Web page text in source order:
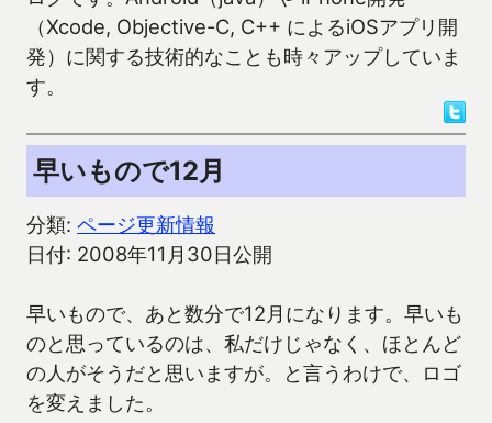
（Xcode, Objective-C, C++ によるiOSアプリ開
発）に関する技術的なことも時々アップしていま
す。
早いもので12月
分類: ページ更新情報
日付: 2008年11月30日公開
早いもので、あと数分で12月になります。早いも
のと思っているのは、私だけじゃなく、ほとんど
の人がそうだと思いますが。と言うわけで、ロゴ
を変えました。